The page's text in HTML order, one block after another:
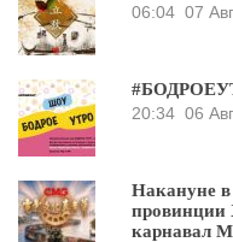
06:04 07
20:34 06
Накануне в
провинции
карнавал